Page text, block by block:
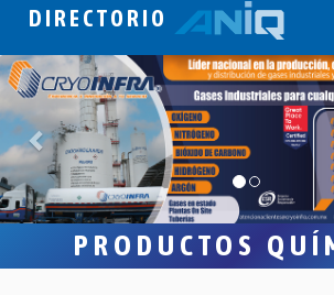
DIRECTORIO
PRODUCTOS